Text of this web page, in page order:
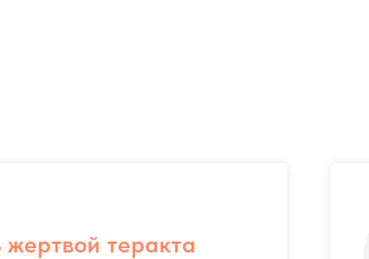
жертвой теракта